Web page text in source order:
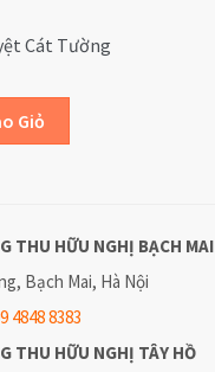
Cát Tường
THU HỮU NGHỊ BẠCH MAI
Bạch Mai, Hà Nội
4848 8383
THU HỮU NGHỊ TÂY HỒ